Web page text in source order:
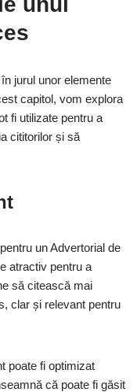
jurul unor elemente
capitol, vom explora
fi utilizate pentru a
cititorilor și să
un Advertorial de
atractiv pentru a
să citească mai
clar și relevant pentru
poate fi optimizat
că poate fi găsit